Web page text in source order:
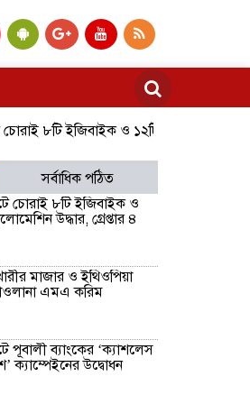
৮টি ইজিবাইক ও ১২টি শ্যালোমেশিন উদ্ধার,
সর্বাধিক পঠিত
চোরাই ৮টি ইজিবাইক ও
উদ্ধার, গ্রেপ্তার ৪
মাজার ও ইথিওপিয়া
এমএ করিম
পূবালী ব্যাংকের ‘ক্যাশলেস
ক্যাম্পেইনের উদ্বোধন